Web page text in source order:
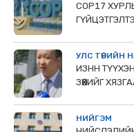
COP17
УЛС ТӨРИЙН
ИЗНН ТҮҮХЭН
ЗӨӨХИЙГ
НИЙГЭМ